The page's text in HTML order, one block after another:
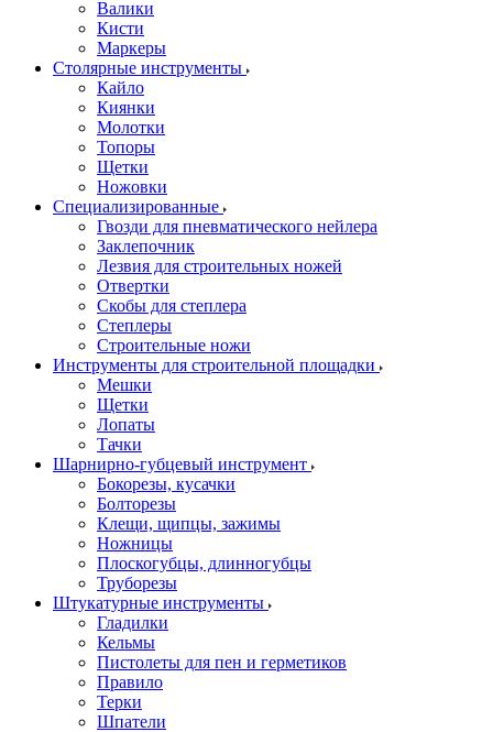
Валики
Кисти
Маркеры
Столярные инструменты
Кайло
Киянки
Молотки
Топоры
Щетки
Ножовки
Специализированные
Гвозди для пневматического нейлера
Заклепочник
Лезвия для строительных ножей
Отвертки
Скобы для степлера
Степлеры
Строительные ножи
Инструменты для строительной площадки
Мешки
Щетки
Лопаты
Тачки
Шарнирно-губцевый инструмент
Бокорезы, кусачки
Болторезы
Клещи, щипцы, зажимы
Ножницы
Плоскогубцы, длинногубцы
Труборезы
Штукатурные инструменты
Гладилки
Кельмы
Пистолеты для пен и герметиков
Правило
Терки
Шпатели